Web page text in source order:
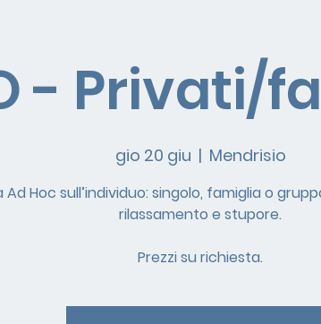
- Privati/
gio 20 giu
  |
Mendrisio
Ad Hoc sull’individuo: singolo, famiglia o
rilassamento e stupore.
Prezzi su richiesta.